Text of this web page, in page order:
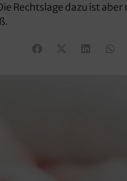
Rechtslage dazu ist aber